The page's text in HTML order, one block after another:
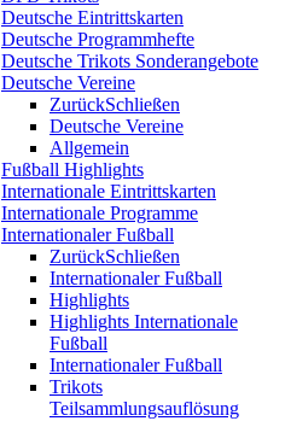
Deutsche Eintrittskarten
Deutsche Programmhefte
Deutsche Trikots Sonderangebote
Deutsche Vereine
ZurückSchließen
Deutsche Vereine
Allgemein
Fußball Highlights
Internationale Eintrittskarten
Internationale Programme
Internationaler Fußball
ZurückSchließen
Internationaler Fußball
Highlights
Highlights Internationale
Fußball
Internationaler Fußball
Trikots
Teilsammlungsauflösung